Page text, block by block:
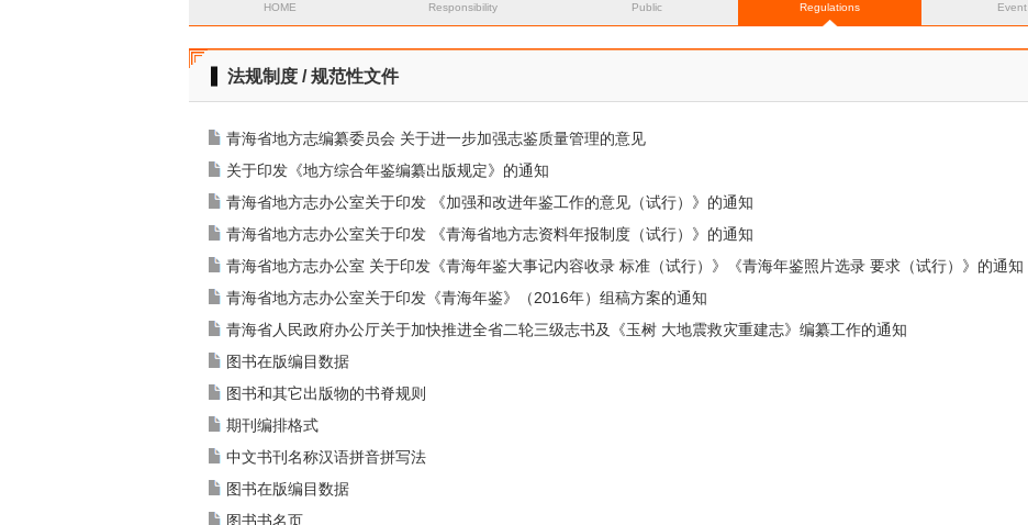
HOME Responsibility Public Regulations Event
法规制度 / 规范性文件
青海省地方志编纂委员会 关于进一步加强志鉴质量管理的意见
关于印发《地方综合年鉴编纂出版规定》的通知
青海省地方志办公室关于印发 《加强和改进年鉴工作的意见（试行）》的通知
青海省地方志办公室关于印发 《青海省地方志资料年报制度（试行）》的通知
青海省地方志办公室 关于印发《青海年鉴大事记内容收录 标准（试行）》《青海年鉴照片选录 要求（试行）》的通知
青海省地方志办公室关于印发《青海年鉴》（2016年）组稿方案的通知
青海省人民政府办公厅关于加快推进全省二轮三级志书及《玉树 大地震救灾重建志》编纂工作的通知
图书在版编目数据
图书和其它出版物的书脊规则
期刊编排格式
中文书刊名称汉语拼音拼写法
图书在版编目数据
图书书名页